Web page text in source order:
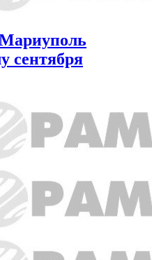
Мариуполь
сентября